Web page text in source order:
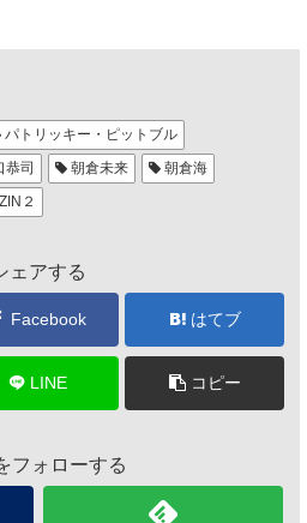
パトリッキー・ピットブル
恭司 朝倉未来
朝倉海
２
ェアする
Facebook はてブ
LINE コピー
フォローする